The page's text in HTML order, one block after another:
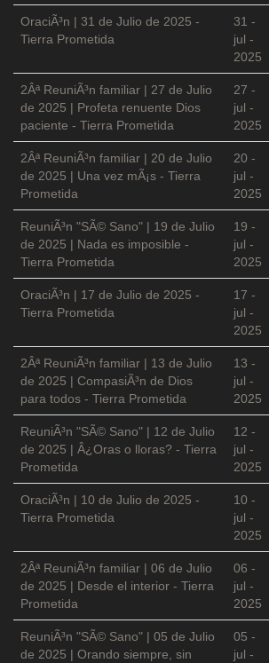
OraciÃ³n | 31 de Julio de 2025 -
Tierra Prometida
31 -
jul -
2025
2Âª ReuniÃ³n familiar | 27 de Julio
de 2025 | Profeta renuente Dios
paciente - Tierra Prometida
27 -
jul -
2025
2Âª ReuniÃ³n familiar | 20 de Julio
de 2025 | Una vez mÃ¡s - Tierra
Prometida
20 -
jul -
2025
ReuniÃ³n "SÃ© Sano" | 19 de Julio
de 2025 | Nada es imposible -
Tierra Prometida
19 -
jul -
2025
OraciÃ³n | 17 de Julio de 2025 -
Tierra Prometida
17 -
jul -
2025
2Âª ReuniÃ³n familiar | 13 de Julio
de 2025 | CompasiÃ³n de Dios
para todos - Tierra Prometida
13 -
jul -
2025
ReuniÃ³n "SÃ© Sano" | 12 de Julio
de 2025 | Â¿Oras o lloras? - Tierra
Prometida
12 -
jul -
2025
OraciÃ³n | 10 de Julio de 2025 -
Tierra Prometida
10 -
jul -
2025
2Âª ReuniÃ³n familiar | 06 de Julio
de 2025 | Desde el interior - Tierra
Prometida
06 -
jul -
2025
ReuniÃ³n "SÃ© Sano" | 05 de Julio
de 2025 | Orando siempre, sin
05 -
jul -